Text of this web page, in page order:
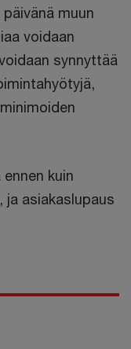
muun
voidaan
synnyttää
kuin
ja asiakaslupaus